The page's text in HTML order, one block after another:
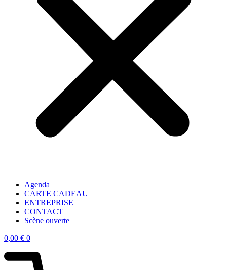
Agenda
CARTE CADEAU
ENTREPRISE
CONTACT
Scène ouverte
0,00 € 0